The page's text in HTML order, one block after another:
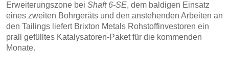
Erweiterungszone bei Shaft 6-SE, dem baldigen Einsatz
eines zweiten Bohrgeräts und den anstehenden Arbeiten an
den Tailings liefert Brixton Metals Rohstoffinvestoren ein
prall gefülltes Katalysatoren-Paket für die kommenden
Monate.